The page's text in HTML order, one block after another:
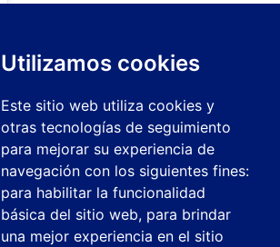
Utilizamos cookies
Este sitio web utiliza cookies y
otras tecnologías de seguimiento
para mejorar su experiencia de
navegación con los siguientes fines:
para habilitar la funcionalidad
básica del sitio web, para brindar
una mejor experiencia en el sitio